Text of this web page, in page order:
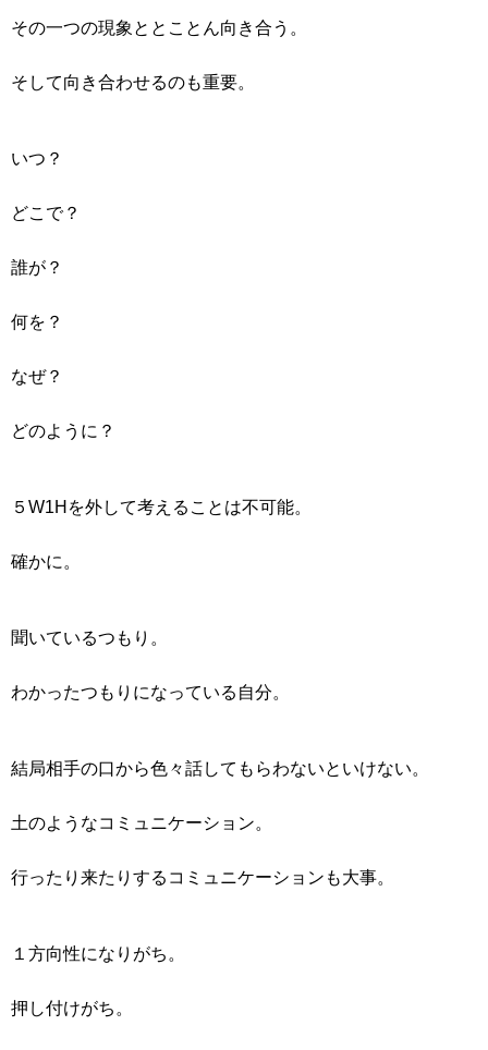
その一つの現象ととことん向き合う。
そして向き合わせるのも重要。
いつ？
どこで？
誰が？
何を？
なぜ？
どのように？
５W1Hを外して考えることは不可能。
確かに。
聞いているつもり。
わかったつもりになっている自分。
結局相手の口から色々話してもらわないといけない。
土のようなコミュニケーション。
行ったり来たりするコミュニケーションも大事。
１方向性になりがち。
押し付けがち。